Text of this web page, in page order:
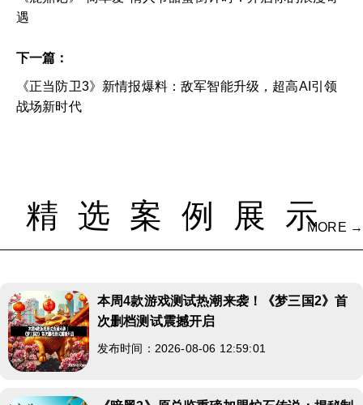
遇
下一篇：
《正当防卫3》新情报爆料：敌军智能升级，超高AI引领
战场新时代
精选案例展示MORE →
本周4款游戏测试热潮来袭！《梦三国2》首
次删档测试震撼开启
发布时间：2026-08-06 12:59:01